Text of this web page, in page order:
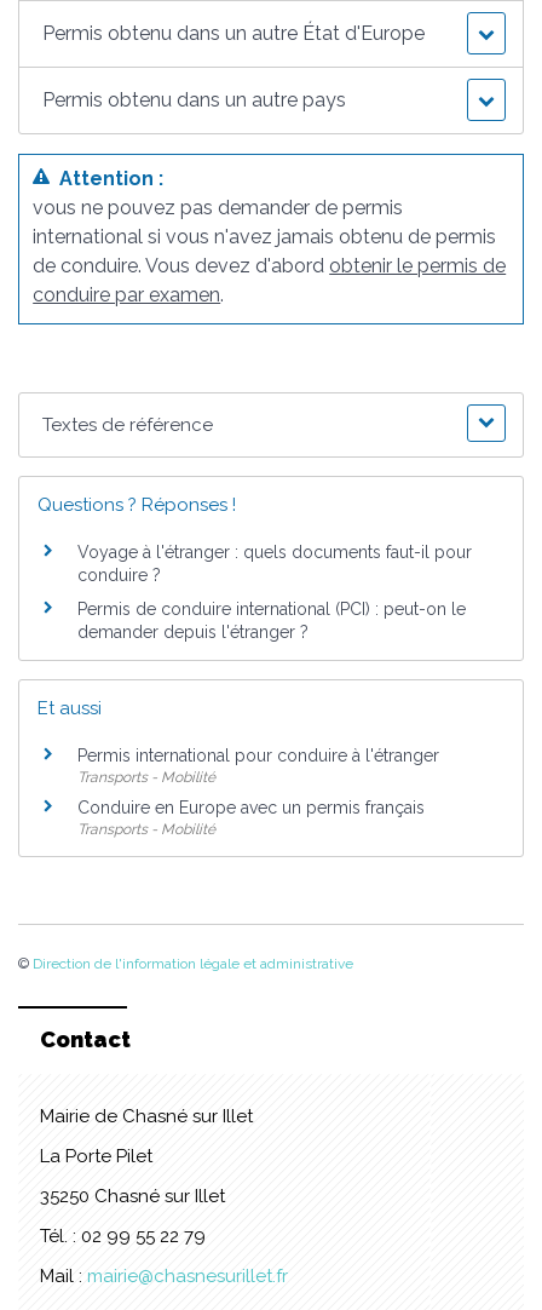
Permis obtenu dans un autre État d'Europe
Permis obtenu dans un autre pays
Attention :
vous ne pouvez pas demander de permis
international si vous n'avez jamais obtenu de permis
de conduire. Vous devez d'abord obtenir le permis de
conduire par examen.
Textes de référence
Questions ? Réponses !
Voyage à l'étranger : quels documents faut-il pour
conduire ?
Permis de conduire international (PCI) : peut-on le
demander depuis l'étranger ?
Et aussi
Permis international pour conduire à l'étranger
Transports - Mobilité
Conduire en Europe avec un permis français
Transports - Mobilité
© Direction de l'information légale et administrative
Contact
Mairie de Chasné sur Illet
La Porte Pilet
35250 Chasné sur Illet
Tél. : 02 99 55 22 79
Mail : mairie@chasnesurillet.fr